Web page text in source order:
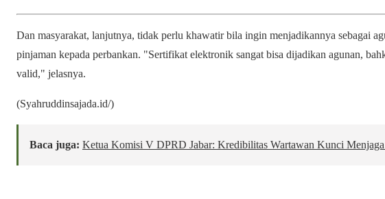
Dan masyarakat, lanjutnya, tidak perlu khawatir bila ingin menjadikannya sebagai
pinjaman kepada perbankan. "Sertifikat elektronik sangat bisa dijadikan agunan,
valid," jelasnya.
(Syahruddinsajada.id/)
Baca juga: Ketua Komisi V DPRD Jabar: Kredibilitas Wartawan Kunci